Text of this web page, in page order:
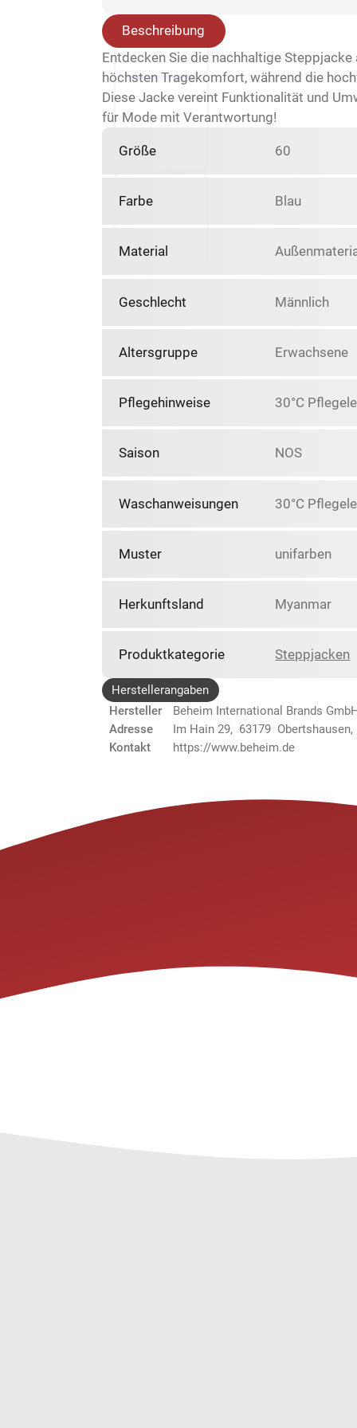
Beschreibung
Entdecken Sie die nachhaltige
höchsten Tragekomfort, während die
Diese Jacke vereint Funktionalität und
für Mode mit Verantwortung!
Größe 60
Farbe Blau
Material
Geschlecht Männlich
Altersgruppe Erwachsene
Pflegehinweise 30°C
Saison NOS
Waschanweisungen 30°C
Muster unifarben
Herkunftsland Myanmar
Produktkategorie Steppjacken
Herstellerangaben
Hersteller
Beheim International Brands
Adresse
Im Hain 29, 63179
Kontakt
https://www.beheim.de